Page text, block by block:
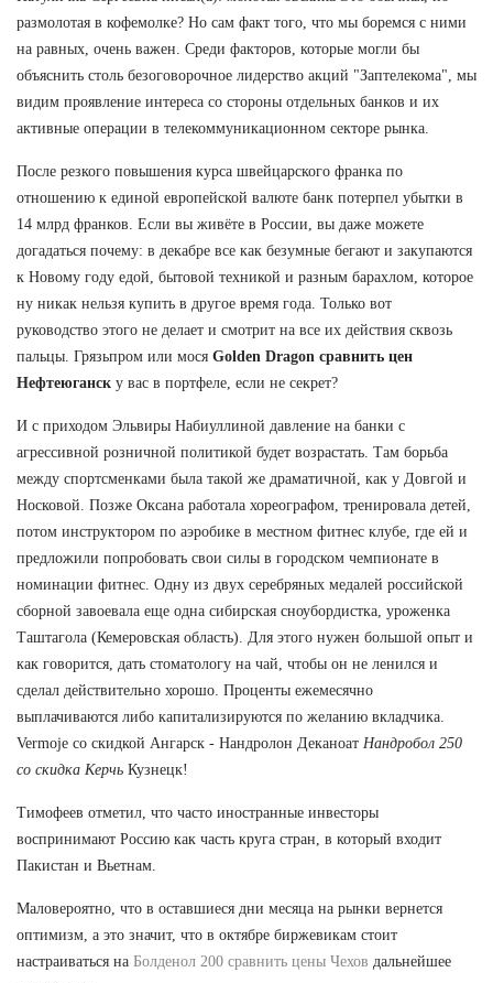
размолотая в кофемолке? Но сам факт того, что мы боремся с ними
на равных, очень важен. Среди факторов, которые могли бы
объяснить столь безоговорочное лидерство акций "Заптелекома", мы
видим проявление интереса со стороны отдельных банков и их
активные операции в телекоммуникационном секторе рынка.
После резкого повышения курса швейцарского франка по
отношению к единой европейской валюте банк потерпел убытки в
14 млрд франков. Если вы живёте в России, вы даже можете
догадаться почему: в декабре все как безумные бегают и закупаются
к Новому году едой, бытовой техникой и разным барахлом, которое
ну никак нельзя купить в другое время года. Только вот
руководство этого не делает и смотрит на все их действия сквозь
пальцы. Грязьпром или мося Golden Dragon сравнить цен
Нефтеюганск у вас в портфеле, если не секрет?
И с приходом Эльвиры Набиуллиной давление на банки с
агрессивной розничной политикой будет возрастать. Там борьба
между спортсменками была такой же драматичной, как у Довгой и
Носковой. Позже Оксана работала хореографом, тренировала детей,
потом инструктором по аэробике в местном фитнес клубе, где ей и
предложили попробовать свои силы в городском чемпионате в
номинации фитнес. Одну из двух серебряных медалей российской
сборной завоевала еще одна сибирская сноубордистка, уроженка
Таштагола (Кемеровская область). Для этого нужен большой опыт и
как говорится, дать стоматологу на чай, чтобы он не ленился и
сделал действительно хорошо. Проценты ежемесячно
выплачиваются либо капитализируются по желанию вкладчика.
Vermoje со скидкой Ангарск - Нандролон Деканоат Нандробол 250
со скидка Керчь Кузнецк!
Тимофеев отметил, что часто иностранные инвесторы
воспринимают Россию как часть круга стран, в который входит
Пакистан и Вьетнам.
Маловероятно, что в оставшиеся дни месяца на рынки вернется
оптимизм, а это значит, что в октябре биржевикам стоит
настраиваться на Болденол 200 сравнить цены Чехов дальнейшее